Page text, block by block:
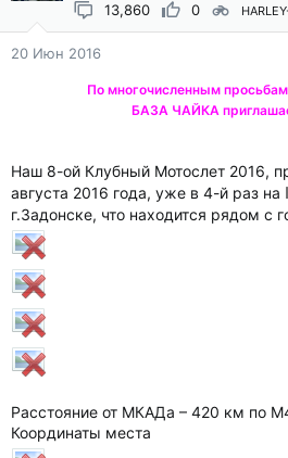
13,860 0
20 Июн 2016
По многочисленным
БАЗА ЧАЙКА
Наш 8-ой Клубный Мотослет 2016,
августа 2016 года, уже в 4-й раз на
г.Задонске, что находится рядом с
Расстояние от МКАДа – 420 км по
Координаты места